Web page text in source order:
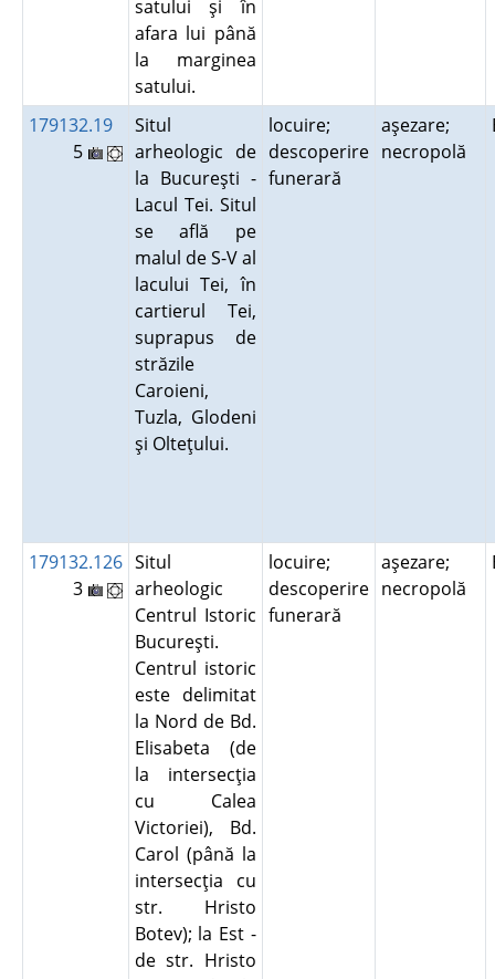
satului şi în
afara lui până
la marginea
satului.
179132.19
5
Situl
arheologic de
la Bucureşti -
Lacul Tei. Situl
se află pe
malul de S-V al
lacului Tei, în
cartierul Tei,
suprapus de
străzile
Caroieni,
Tuzla, Glodeni
şi Olteţului.
locuire;
descoperire
funerară
aşezare;
necropolă
179132.126
3
Situl
arheologic
Centrul Istoric
Bucureşti.
Centrul istoric
este delimitat
la Nord de Bd.
Elisabeta (de
la intersecţia
cu Calea
Victoriei), Bd.
Carol (până la
intersecţia cu
str. Hristo
Botev); la Est -
de str. Hristo
locuire;
descoperire
funerară
aşezare;
necropolă